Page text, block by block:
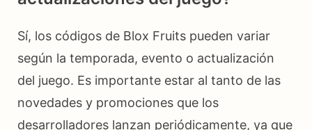
Sí, los códigos de Blox Fruits pueden variar
según la temporada, evento o actualización
del juego. Es importante estar al tanto de las
novedades y promociones que los
desarrolladores lanzan periódicamente, ya que